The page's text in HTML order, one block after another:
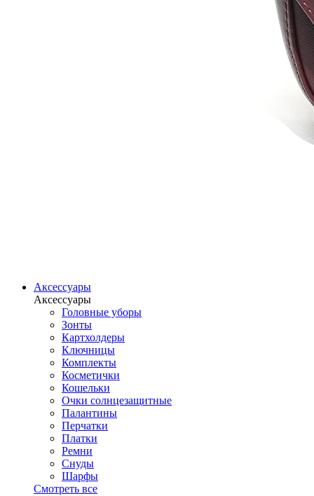
Аксессуары
Аксессуары
Головные уборы
Зонты
Картхолдеры
Ключницы
Комплекты
Косметички
Кошельки
Очки солнцезащитные
Палантины
Перчатки
Платки
Ремни
Снуды
Шарфы
Смотреть все